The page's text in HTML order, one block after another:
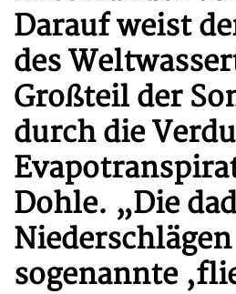
Darauf weist
des
Großteil der
durch die
Dohle. „Die
sogenannte